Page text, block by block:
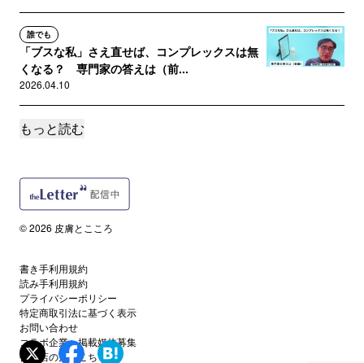
誰でも
「ブスな私」さえ直せば、コンプレックスは無
くなる？ 専門家の答えは（前...
2026.04.10
誰でも
2026.02.05
リストカットに“非当事者”として向き合う──知
2025.10.29
誰でも
新薬登場の一方、15年間で患者数は4.5倍に ア
トピー急増の背景に...
もっと読む
© 2026 皮膚とこころ
書き手利用規約
読み手利用規約
プライバシーポリシー
特定商取引法に基づく表示
お問い合わせ
コラボ企業・掲載媒体募集
代理店の方はこちら